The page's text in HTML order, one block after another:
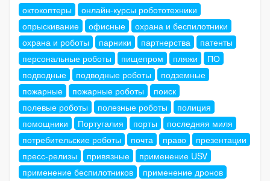
октокоптеры
онлайн-курсы робототехники
опрыскивание
офисные
охрана и беспилотники
охрана и роботы
парники партнерства
патенты
персональные роботы
пищепром пляжи
ПО
подводные
подводные роботы
подземные
пожарные
пожарные роботы
поиск
полевые роботы
полезные роботы
полиция
помощники
Португалия порты
последняя миля
потребительские роботы
почта право
презентации
пресс-релизы
привязные
применение USV
применение беспилотников
применение дронов